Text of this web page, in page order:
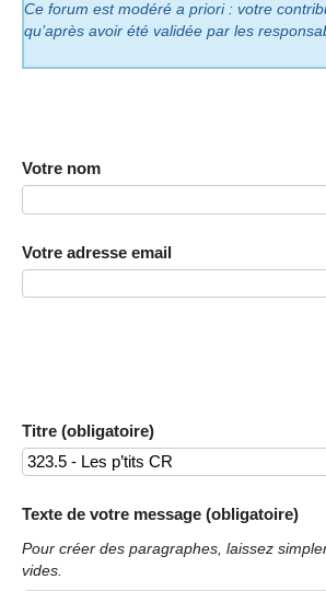
Ce forum est modéré a priori : votre
qu’après avoir été validée par les
Votre nom
Votre adresse email
Titre (obligatoire)
Texte de votre message (obligatoire)
Pour créer des paragraphes, laissez
vides.